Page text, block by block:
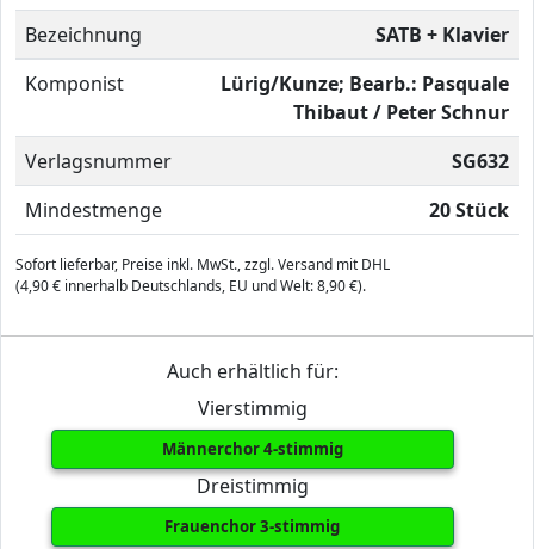
Bezeichnung
SATB + Klavier
Komponist
Lürig/Kunze; Bearb.: Pasquale
Thibaut / Peter Schnur
Verlagsnummer
SG632
Mindestmenge
20 Stück
Sofort lieferbar, Preise inkl. MwSt., zzgl. Versand mit DHL
(4,90 € innerhalb Deutschlands, EU und Welt: 8,90 €).
Auch erhältlich für:
Vierstimmig
Männerchor 4-stimmig
Dreistimmig
Frauenchor 3-stimmig